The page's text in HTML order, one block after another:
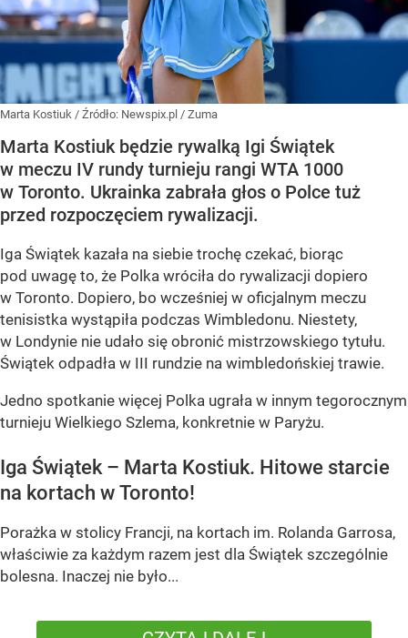
Marta Kostiuk / Źródło: Newspix.pl / Zuma
Marta Kostiuk będzie rywalką Igi Świątek
w meczu IV rundy turnieju rangi WTA 1000
w Toronto. Ukrainka zabrała głos o Polce tuż
przed rozpoczęciem rywalizacji.
Iga Świątek kazała na siebie trochę czekać, biorąc
pod uwagę to, że Polka wróciła do rywalizacji dopiero
w Toronto. Dopiero, bo wcześniej w oficjalnym meczu
tenisistka wystąpiła podczas Wimbledonu. Niestety,
w Londynie nie udało się obronić mistrzowskiego tytułu.
Świątek odpadła w III rundzie na wimbledońskiej trawie.
Jedno spotkanie więcej Polka ugrała w innym tegorocznym
turnieju Wielkiego Szlema, konkretnie w Paryżu.
Iga Świątek – Marta Kostiuk. Hitowe starcie
na kortach w Toronto!
Porażka w stolicy Francji, na kortach im. Rolanda Garrosa,
właściwie za każdym razem jest dla Świątek szczególnie
bolesna. Inaczej nie było...